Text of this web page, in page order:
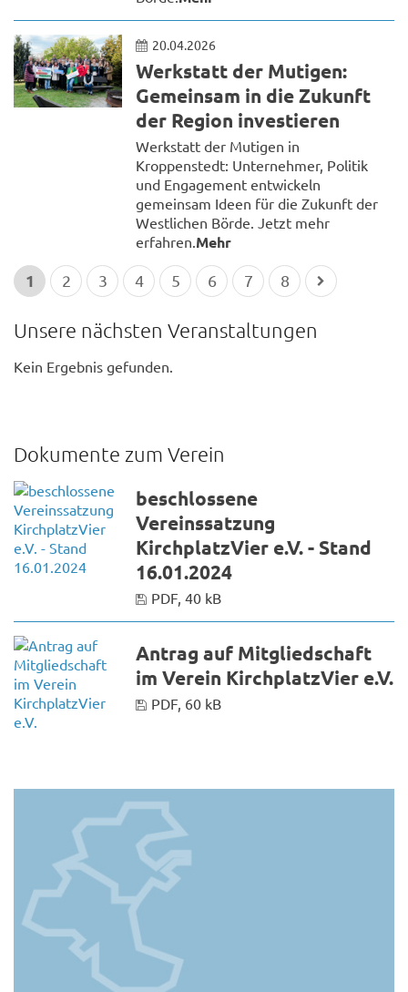
20.04.2026
Werkstatt der Mutigen:
Gemeinsam in die Zukunft
der Region investieren
Werkstatt der Mutigen in
Kroppenstedt: Unternehmer, Politik
und Engagement entwickeln
gemeinsam Ideen für die Zukunft der
Westlichen Börde. Jetzt mehr
erfahren.Mehr
1 2 3 4 5 6 7 8
Unsere nächsten Veranstaltungen
Kein Ergebnis gefunden.
Dokumente zum Verein
beschlossene
Vereinssatzung
KirchplatzVier e.V. - Stand
16.01.2024
PDF, 40 kB
Antrag auf Mitgliedschaft
im Verein KirchplatzVier e.V.
PDF, 60 kB